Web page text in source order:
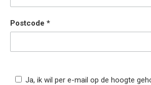
Postcode
Ja, ik wil per e-mail op de hoogte